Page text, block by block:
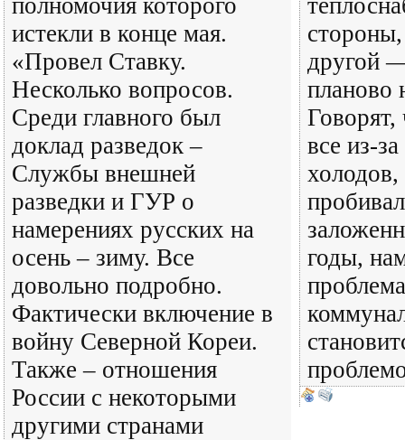
полномочия которого
истекли в конце мая.
«Провел Ставку.
Несколько вопросов.
Среди главного был
доклад разведок –
Службы внешней
разведки и ГУР о
намерениях русских на
осень – зиму. Все
довольно подробно.
Фактически включение в
войну Северной Кореи.
Также – отношения
России с некоторыми
другими странами
другой
планово
Говорят,
все из-
годы,